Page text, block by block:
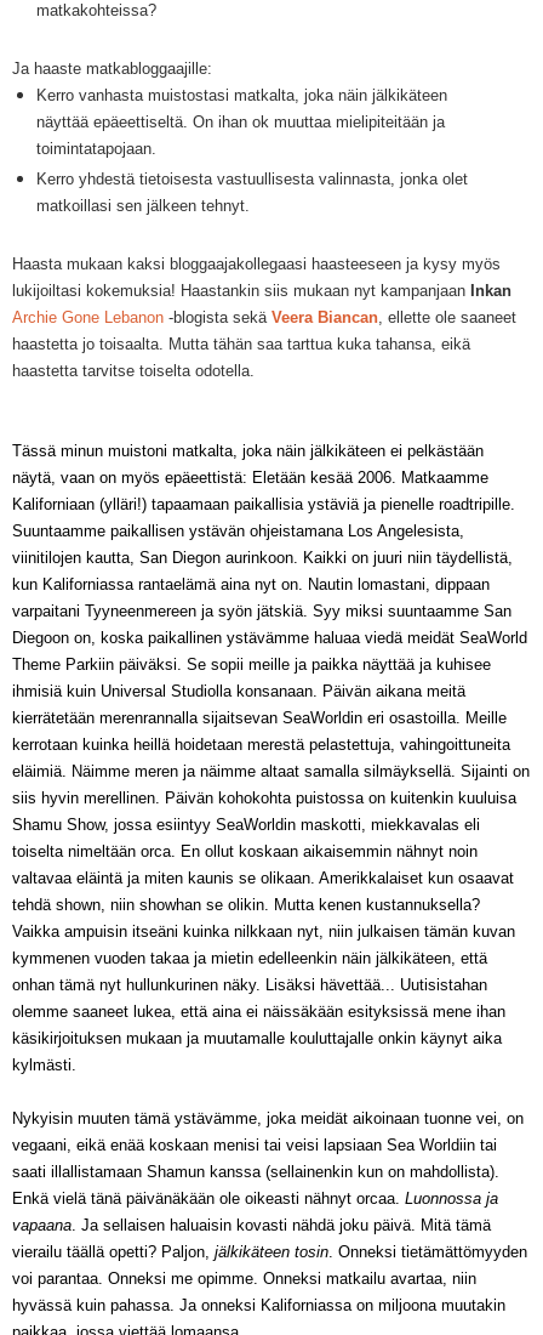
matkakohteissa?
Ja haaste matkabloggaajille:
Kerro vanhasta muistostasi matkalta, joka näin jälkikäteen
näyttää epäeettiseltä. On ihan ok muuttaa mielipiteitään ja
toimintatapojaan.
Kerro yhdestä tietoisesta vastuullisesta valinnasta, jonka olet
matkoillasi sen jälkeen tehnyt.
Haasta mukaan kaksi bloggaajakollegaasi haasteeseen ja kysy myös
lukijoiltasi kokemuksia! Haastankin siis mukaan nyt kampanjaan Inkan
Archie Gone Lebanon -blogista sekä Veera Biancan , ellette ole saaneet
haastetta jo toisaalta.
Mutta tähän saa tarttua kuka tahansa, eikä
haastetta tarvitse toiselta odotella
Tässä minun muistoni matkalta, joka näin jälkikäteen ei pelkästään
näytä, vaan on myös epäeettistä: Eletään kesää 2006.
Matkaamme
Kaliforniaan (ylläri!) tapaamaan paikallisia ystäviä ja pienelle roadtripille.
Suuntaamme paikallisen ystävän ohjeistamana Los Angelesista,
viinitilojen kautta, San Diegon aurinkoon. Kaikki on juuri niin täydellistä,
kun Kaliforniassa rantaelämä aina nyt on . Nautin lomastani, dippaan
varpaitani Tyyneenmereen ja syön jätskiä Syy miksi suuntaamme San
Diegoon on, koska paikallinen ystävämme haluaa viedä meidät SeaWorld
Theme Parkiin päiväksi. Se sopii meille ja paikka näyttää ja kuhisee
ihmisiä kuin Universal Studiolla konsanaan. Päivän aikana meitä
kierrätetään merenrannalla sijaitsevan SeaWorldin eri osastoi a. Meille
kerrotaan kuinka heillä hoidetaan merestä pelastettuja, vahingoittuneita
eläimiä. Näimme meren ja näimme altaat samalla silmäyksellä. Sijainti on
siis hyvin merell inen . Päivän kohokohta puistossa on kuitenkin kuuluisa
Shamu Show, jossa esiintyy SeaWorldin maskotti, miekkava las eli
toiselta nimeltään orca. En ollut koskaan aikaisemmin nähnyt noin
valtavaa eläintä ja miten kaunis se olikaan. Amerikkalaiset kun osaavat
tehdä shown, niin showhan se olikin. Mutta kenen kustannuksella?
Vaikka ampuisin itseäni kuinka nilkkaan nyt, niin julkaisen tämän kuvan
kymmenen vuoden takaa ja mietin edelleenkin näin jälkikäteen, että
onhan tämä nyt hullunkurinen näky. Lisäksi hävettää... Uutisistahan
olemme saaneet lukea , että aina ei näissäkään esityksissä mene ihan
käsikirjoituksen mukaan ja muutama lle kouluttajalle onkin käynyt aika
kylmästi.
Nykyisin muuten tämä ystävämme, joka meidät aikoinaan tuonne vei, on
vegaani, eikä enää koskaan menisi tai veisi lapsiaan Sea Worldiin tai
saati illallistamaan Shamun kanssa (sellainenkin kun on mahdollista).
Enkä vielä tänä päivänäkään ole oikeasti nähnyt orcaa. Luonnossa ja
vapaana . Ja sellaisen haluaisin kovasti nähdä joku päivä
Mitä tämä
vierailu täällä opetti? Paljon, jälkikäteen tosin Onneksi tietämättömyyden
voi parantaa. Onneksi me opimme. Onneksi matkailu avartaa, niin
hyvässä kuin pahassa. Ja onneksi Kaliforniassa on miljoona muutakin